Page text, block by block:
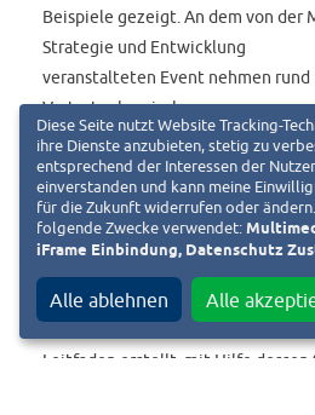
Beispiele gezeigt. An dem von der
Strategie und Entwicklung
veranstalteten Event nehmen
Vertreter hessischer
Kommunen teil.
Das White Book Smart City gibt es
und als Langversion zum
Leitfaden erstellt, mit Hilfe dessen
Diese Seite nutzt Website Tracking-
ihre Dienste anzubieten, stetig zu
entsprechend der Interessen der
einverstanden und kann meine
für die Zukunft widerrufen oder
folgende Zwecke verwendet:
iFrame Einbindung, Datenschutz
Alle ablehnen Alle